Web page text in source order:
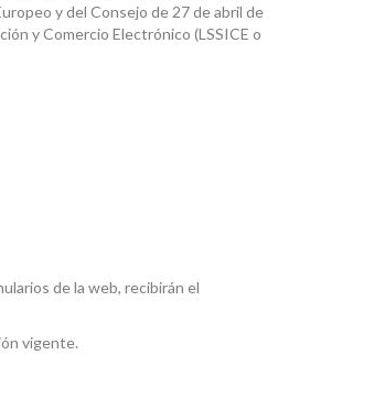
y del Consejo de 27 de abril de
y Comercio Electrónico (LSSICE o
de la web, recibirán el
vigente.